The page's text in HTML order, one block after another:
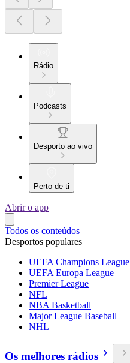
Rádio
Podcasts
Desporto ao vivo
Perto de ti
Abrir o app
Todos os conteúdos
Desportos populares
UEFA Champions League
UEFA Europa League
Premier League
NFL
NBA Basketball
Major League Baseball
NHL
Os melhores rádios